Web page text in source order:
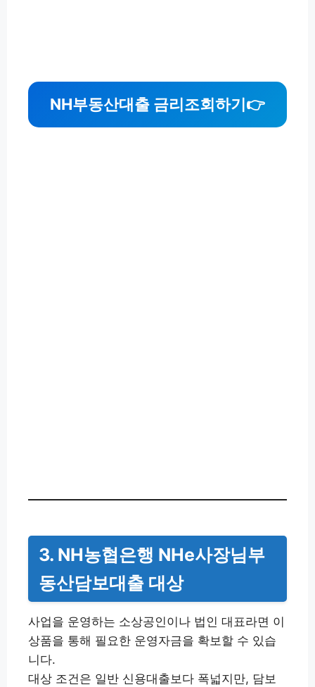
NH부동산대출 금리조회하기👉
3. NH농협은행 NHe사장님부
동산담보대출 대상
사업을 운영하는 소상공인이나 법인 대표라면 이
상품을 통해 필요한 운영자금을 확보할 수 있습
니다.
대상 조건은 일반 신용대출보다 폭넓지만, 담보